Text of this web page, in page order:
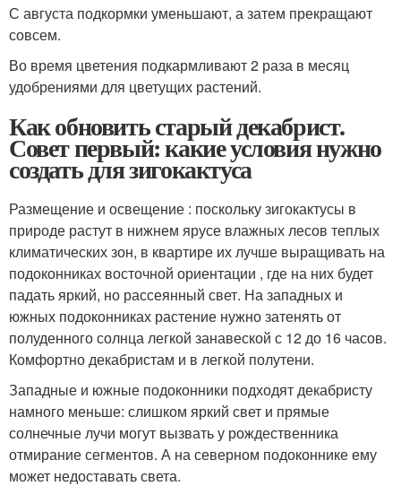
С августа подкормки уменьшают, а затем прекращают
совсем.
Во время цветения подкармливают 2 раза в месяц
удобрениями для цветущих растений.
Как обновить старый декабрист.
Совет первый: какие условия нужно
создать для зигокактуса
Размещение и освещение : поскольку зигокактусы в
природе растут в нижнем ярусе влажных лесов теплых
климатических зон, в квартире их лучше выращивать на
подоконниках восточной ориентации , где на них будет
падать яркий, но рассеянный свет. На западных и
южных подоконниках растение нужно затенять от
полуденного солнца легкой занавеской с 12 до 16 часов.
Комфортно декабристам и в легкой полутени.
Западные и южные подоконники подходят декабристу
намного меньше: слишком яркий свет и прямые
солнечные лучи могут вызвать у рождественника
отмирание сегментов. А на северном подоконнике ему
может недоставать света.